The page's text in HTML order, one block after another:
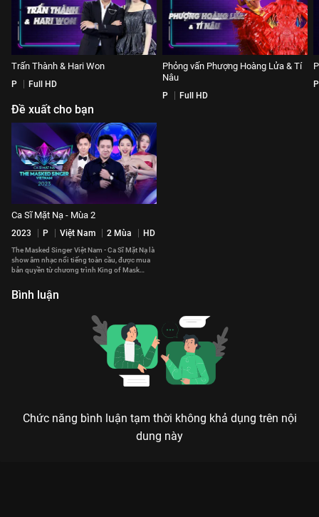
Trấn Thành & Hari Won
P Full HD
Phỏng vấn Phượng Hoàng Lửa & Tí
Nâu
P Full HD
P
Đề xuất cho bạn
Ca Sĩ Mặt Nạ - Mùa 2
2023 P Việt Nam 2 Mùa HD
The Masked Singer Việt Nam - Ca Sĩ Mặt Nạ là
show âm nhạc nổi tiếng toàn cầu, được mua
bản quyền từ chương trình King of Mask
Bình luận
Chức năng bình luận tạm thời không khả dụng trên nội
dung này